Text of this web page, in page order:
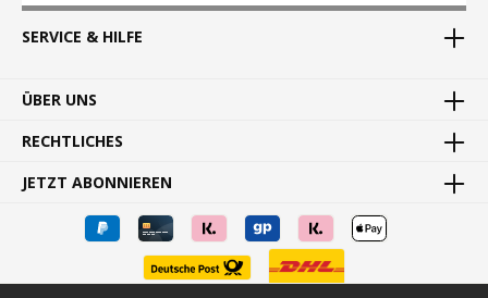
SERVICE & HILFE
ÜBER UNS
RECHTLICHES
JETZT ABONNIEREN